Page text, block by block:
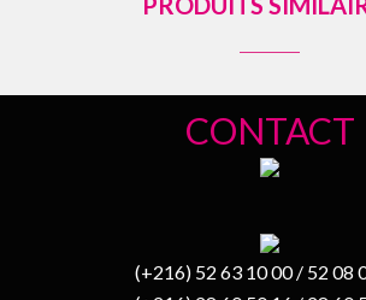
CONTACT
(+216) 52 63 10 00 / 52 08